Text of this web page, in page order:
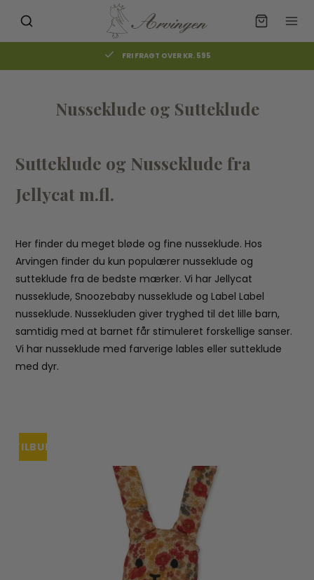
FRI FRAGT OVER KR. 595
Nusseklude og Sutteklude
Sutteklude og Nusseklude fra
Jellycat m.fl.
Her finder du meget bløde og fine nusseklude. Hos
Arvingen finder du kun populærer nusseklude og
sutteklude fra de bedste mærker. Vi har Jellycat
nusseklude, Snoozebaby nusseklude og Label Label
nusseklude. Nussekluden giver tryghed til det lille barn,
samtidig med at barnet får stimuleret forskellige sanser.
Vi har nusseklude med farverige lables eller sutteklude
med dyr.
TILBUD